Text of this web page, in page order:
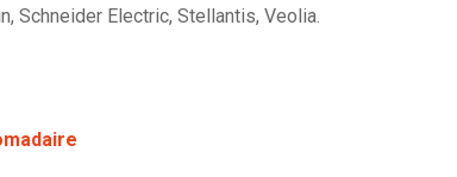
Schneider Electric, Stellantis, Veolia.